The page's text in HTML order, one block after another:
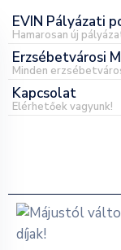
EVIN Pályázati
Hamarosan új
Erzsébetvárosi
Minden
Kapcsolat
Elérhetőek vagyunk!